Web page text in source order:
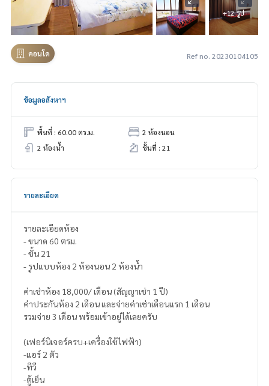
+12 รูป
คอนโด Ref no. 20230104105
ข้อมูลอสังหาฯ
พื้นที่ : 60.00 ตร.ม.
2 ห้องนอน
2 ห้องน้ำ
ชั้นที่ : 21
รายละเอียด
รายละเอียดห้อง
- ขนาด 60 ตรม.
- ชั้น 21
- รูปแบบห้อง 2 ห้องนอน 2 ห้องน้ำ
ค่าเช่าห้อง 18,000/ เดือน (สัญญาเช่า 1 ปี)
ค่าประกันห้อง 2 เดือน และจ่ายค่าเช่าเดือนแรก 1 เดือน
รวมจ่าย 3 เดือน พร้อมเข้าอยู่ได้เลยครับ
(เฟอร์นิเจอร์ครบ+เครื่องใช้ไฟฟ้า)
-แอร์ 2 ตัว
-ทีวี
-ตู้เย็น